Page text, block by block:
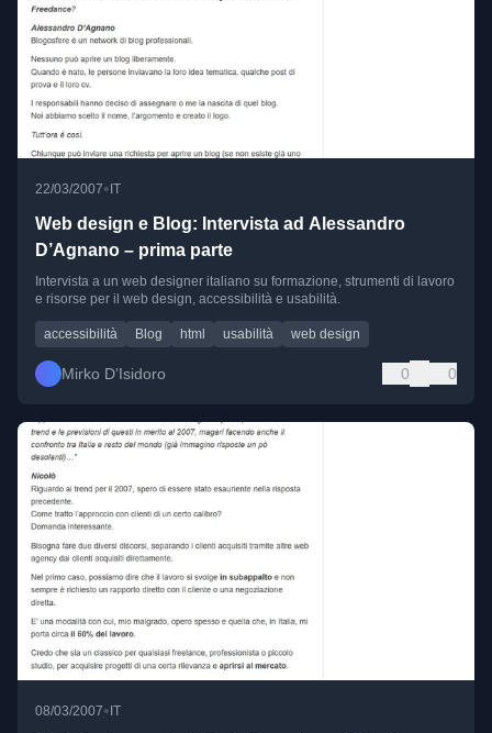
22/03/2007• IT
Web design e Blog: Intervista ad Alessandro
D’Agnano – prima parte
Intervista a un web designer italiano su formazione, strumenti di lavoro
e risorse per il web design, accessibilità e usabilità.
accessibilità Blog html usabilità web design
Mirko D’Isidoro 0 0
08/03/2007•IT